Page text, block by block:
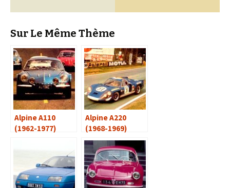
Sur Le Même Thème
Alpine A110
(1962-1977)
Alpine A220
(1968-1969)